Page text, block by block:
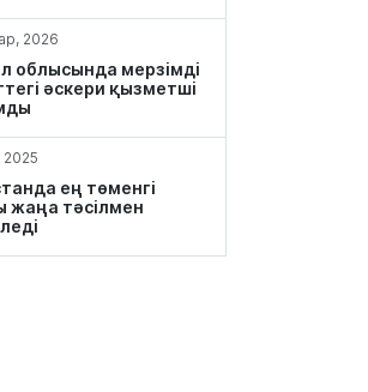
2026
облысында мерзімді
әскери қызметші
2025
ең төменгі
жаңа тәсілмен